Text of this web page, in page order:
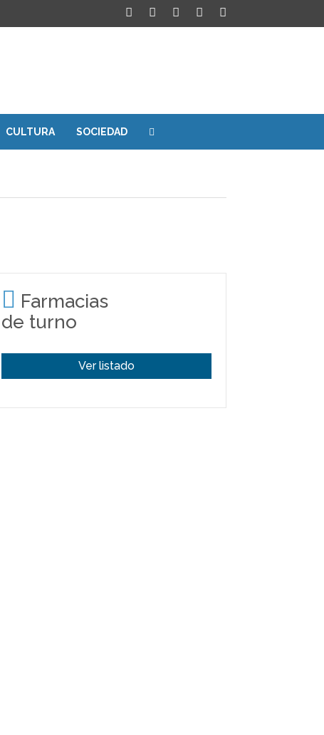
CULTURA SOCIEDAD
Farmacias
de turno
Ver listado